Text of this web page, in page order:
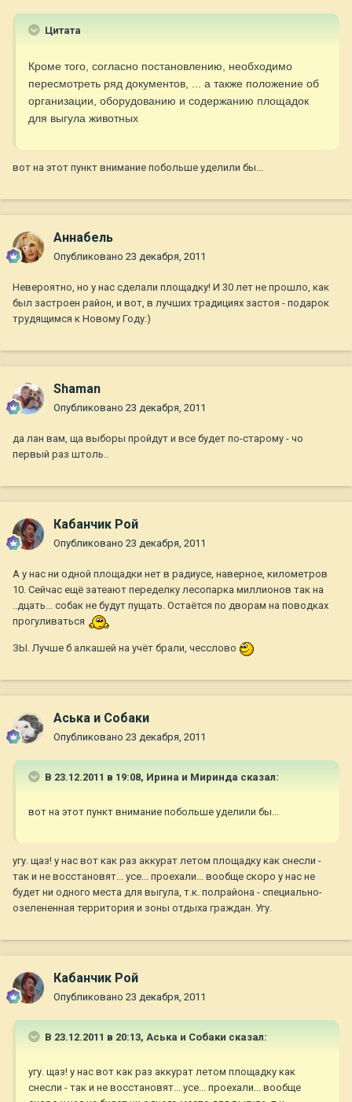
Цитата
Кроме того, согласно постановлению, необходимо
пересмотреть ряд документов, ... а также положение об
организации, оборудованию и содержанию площадок
для выгула животных
вот на этот пункт внимание побольше уделили бы...
Aннaбель
Опубликовано 23 декабря, 2011
Невероятно, но у нас сделали площадку! И 30 лет не прошло, как
был застроен район, и вот, в лучших традициях застоя - подарок
трудящимся к Новому Году:)
Shaman
Опубликовано 23 декабря, 2011
да лан вам, ща выборы пройдут и все будет по-старому - чо
первый раз штоль..
Кабанчик Рой
Опубликовано 23 декабря, 2011
А у нас ни одной площадки нет в радиусе, наверное, километров
10. Сейчас ещё затеают переделку лесопарка миллионов так на
..дцать... собак не будут пущать. Остаётся по дворам на поводках
прогуливаться
ЗЫ. Лучше б алкашей на учёт брали, чесслово
Аська и Собаки
Опубликовано 23 декабря, 2011
В 23.12.2011 в 19:08, Ирина и Миринда сказал:
вот на этот пункт внимание побольше уделили бы...
угу. щаз! у нас вот как раз аккурат летом площадку как снесли -
так и не восстановят... усе... проехали... вообще скоро у нас не
будет ни одного места для выгула, т.к. полрайона - специально-
озелененная территория и зоны отдыха граждан. Угу.
Кабанчик Рой
Опубликовано 23 декабря, 2011
В 23.12.2011 в 20:13, Аська и Собаки сказал:
угу. щаз! у нас вот как раз аккурат летом площадку как
снесли - так и не восстановят... усе... проехали... вообще